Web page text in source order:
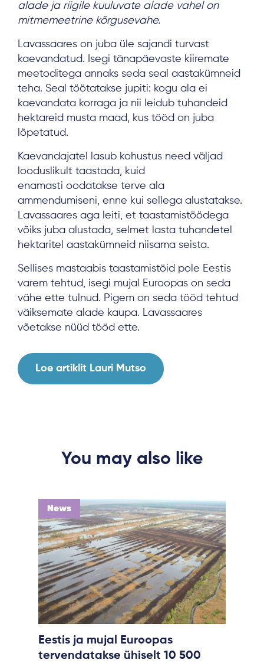
About
Results & Resources
Subscribe
Log in
alade ja riigile kuuluvate alade vahel on
mitmemeetrine kõrgusevahe.
Lavassaares on juba üle sajandi turvast
kaevandatud. Isegi tänapäevaste kiiremate
meetoditega annaks seda seal aastakümneid
teha. Seal töötatakse jupiti: kogu ala ei
kaevandata korraga ja nii leidub tuhandeid
hektareid musta maad, kus tööd on juba
lõpetatud.
Kaevandajatel lasub kohustus need väljad
looduslikult taastada, kuid
enamasti oodatakse terve ala
ammendumiseni, enne kui sellega alustatakse.
Lavassaares aga leiti, et taastamistöödega
võiks juba alustada, selmet lasta tuhandetel
hektaritel aastakümneid niisama seista.
Sellises mastaabis taastamistöid pole Eestis
varem tehtud, isegi mujal Euroopas on seda
vähe ette tulnud. Pigem on seda tööd tehtud
väiksemate alade kaupa. Lavassaares
võetakse nüüd tööd ette.
Loe artiklit Lauri Mutso
You may also like
News
Eestis ja mujal Euroopas
tervendatakse ühiselt 10 500